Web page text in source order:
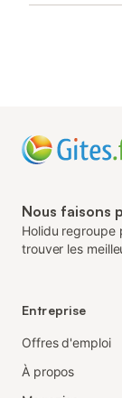
Nous faisons
Holidu regroupe
trouver les
Entreprise
Offres d'emploi
À propos